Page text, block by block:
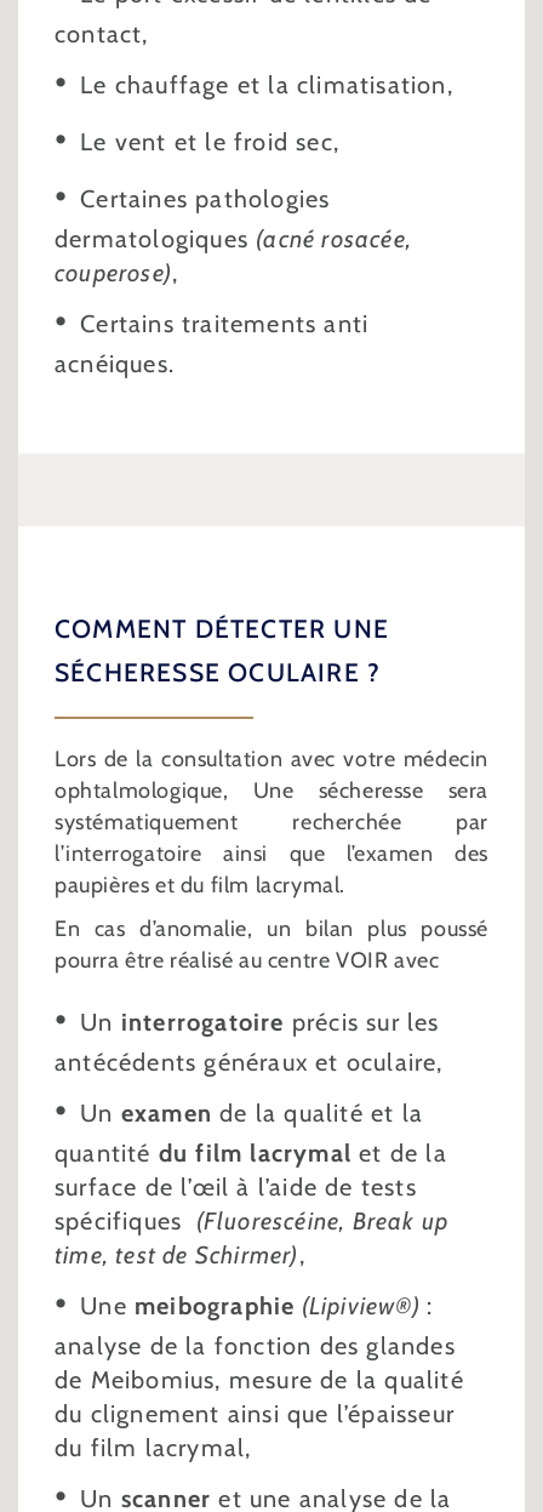
contact,
Le chauffage et la climatisation,
Le vent et le froid sec,
Certaines pathologies
dermatologiques (acné rosacée,
couperose),
Certains traitements anti
acnéiques.
COMMENT DÉTECTER UNE
SÉCHERESSE OCULAIRE ?
Lors de la consultation avec votre médecin
ophtalmologique, Une sécheresse sera
systématiquement recherchée par
l’interrogatoire ainsi que l’examen des
paupières et du film lacrymal.
En cas d’anomalie, un bilan plus poussé
pourra être réalisé au centre VOIR avec
Un interrogatoire précis sur les
antécédents généraux et oculaire,
Un examen de la qualité et la
quantité du film lacrymal et de la
surface de l’œil à l’aide de tests
spécifiques (Fluorescéine, Break up
time, test de Schirmer),
Une meibographie (Lipiview®) :
analyse de la fonction des glandes
de Meibomius, mesure de la qualité
du clignement ainsi que l’épaisseur
du film lacrymal,
Un scanner et une analyse de la